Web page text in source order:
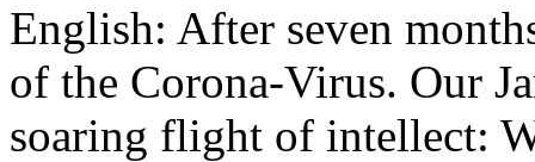
English: After seven
of the Corona-Virus. Our
soaring flight of intellect: